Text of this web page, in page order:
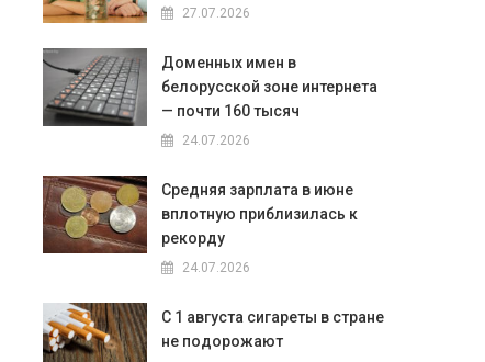
27.07.2026
Доменных имен в
белорусской зоне интернета
— почти 160 тысяч
24.07.2026
Средняя зарплата в июне
вплотную приблизилась к
рекорду
24.07.2026
С 1 августа сигареты в стране
не подорожают